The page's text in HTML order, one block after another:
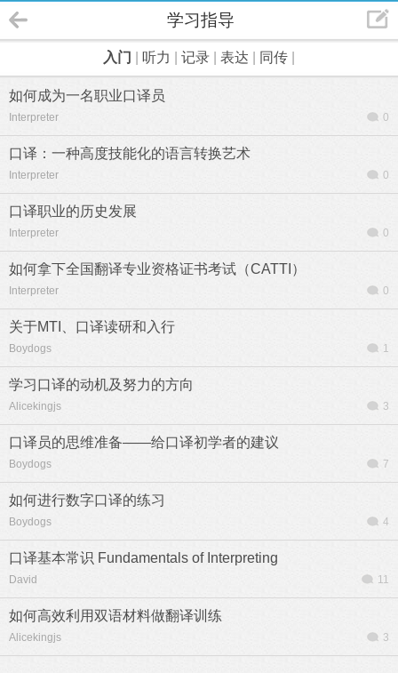
学习指导
入门 听力 记录 表达 同传
如何成为一名职业口译员
Interpreter 0
口译：一种高度技能化的语言转换艺术
Interpreter 0
口译职业的历史发展
Interpreter 0
如何拿下全国翻译专业资格证书考试（CATTI）
Interpreter 0
关于MTI、口译读研和入行
Boydogs 1
学习口译的动机及努力的方向
Alicekingjs 3
口译员的思维准备——给口译初学者的建议
Boydogs 7
如何进行数字口译的练习
Boydogs 4
口译基本常识 Fundamentals of Interpreting
David 11
如何高效利用双语材料做翻译训练
Alicekingjs 3